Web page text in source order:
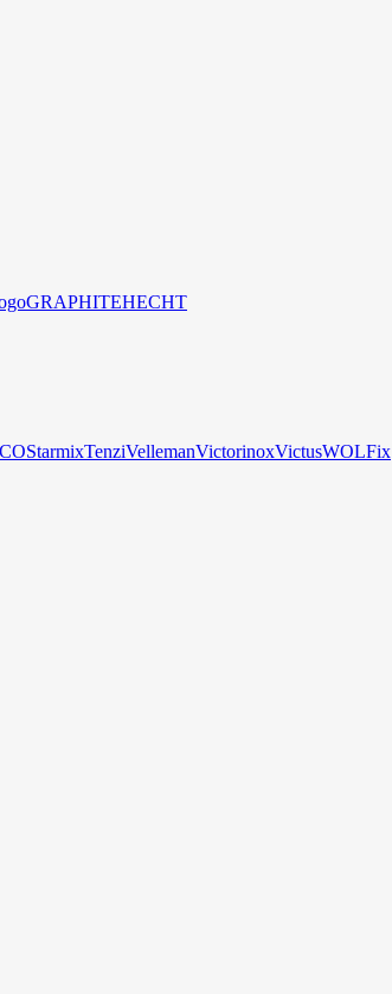
GRAPHITEHECHT
StarmixTenziVellemanVictorinoxVictusWOLFix